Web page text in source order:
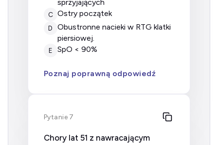
sprzyjających
C Ostry początek
D
obustronne nacieki w RTG klatki
piersiowej.
E SpO < 90%
Poznaj poprawną odpowiedź
Pytanie 7
Chory lat 51 z nawracającym